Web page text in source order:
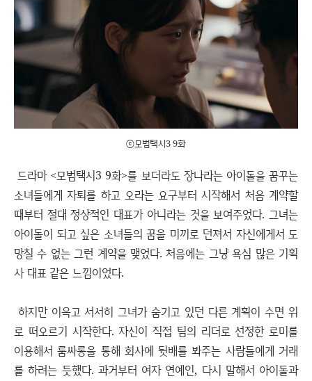
ⓒ모범택시3 9화
드라마 <모범택시3 9화>를 보더라도 장나라는 아이돌을 꿈꾸는
소녀들에게 자퇴를 하고 오라는 요구부터 시작해서 처음 계약할
때부터 절대 정상적인 대표가 아니라는 것을 보여주었다. 그녀는
아이돌이 되고 싶은 소녀들의 꿈을 미끼로 던져서 자신에게서 도
망칠 수 없는 그런 계약을 맺었다. 처음에는 그냥 욕심 많은 기획
사 대표 같은 느낌이었다.
하지만 이윽고 서서히 그녀가 숨기고 있던 다른 계획이 수면 위
로 떠오르기 시작한다. 자신이 직접 팀의 리더로 선정한 로미를
이용해서 룸싸롱을 통해 회사에 뒷배를 봐주는 사람들에게 거래
를 하려는 듯했다. 과거부터 여자 연예인, 다시 말해서 아이돌과